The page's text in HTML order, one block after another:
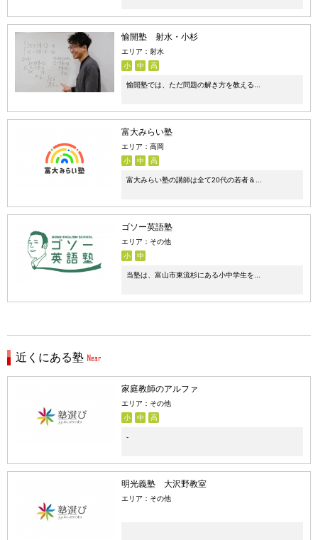
愉開塾 射水・小杉
エリア：射水
小
中 高
愉開塾では、ただ問題の解き方を教える...
富大みらい塾
エリア：高岡
小
中 高
富大みらい塾の講師は全て20代の若者＆...
ゴソー英語塾
エリア：その他
小
中
当塾は、富山市東流杉にある小中学生を...
近くにある塾
家庭教師のアルファ
エリア：その他
小
中 高
-
明光義塾 大沢野教室
エリア：その他